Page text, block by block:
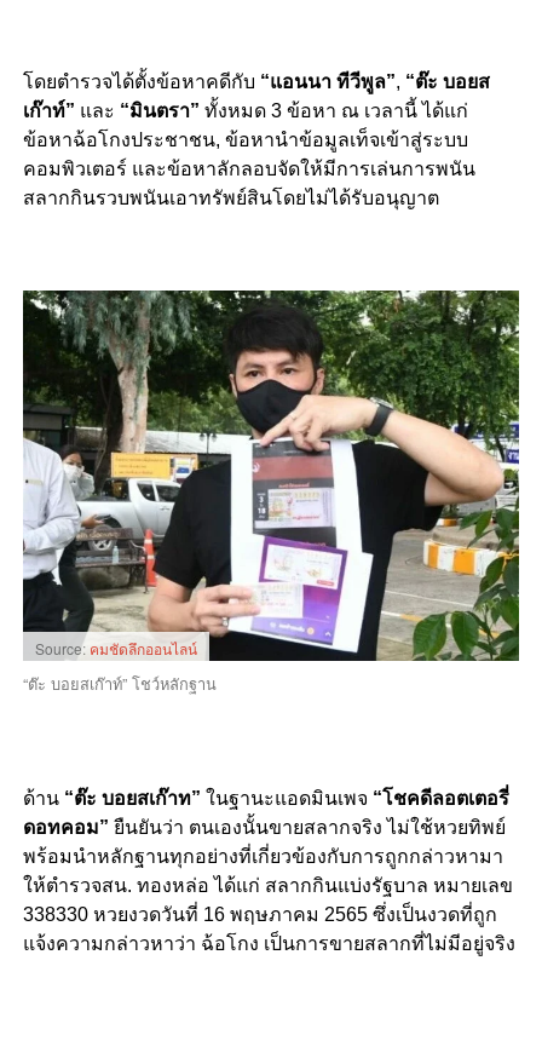
โดยตำรวจได้ตั้งข้อหาคดีกับ “แอนนา ทีวีพูล”, “ต๊ะ บอยส
เก๊าท์” และ “มินตรา” ทั้งหมด 3 ข้อหา ณ เวลานี้ ได้แก่
ข้อหาฉ้อโกงประชาชน, ข้อหานำข้อมูลเท็จเข้าสู่ระบบ
คอมพิวเตอร์ และข้อหาลักลอบจัดให้มีการเล่นการพนัน
สลากกินรวบพนันเอาทรัพย์สินโดยไม่ได้รับอนุญาต
Source: คมชัดลึกออนไลน์
“ต๊ะ บอยสเก๊าท์” โชว์หลักฐาน
ด้าน “ต๊ะ บอยสเก๊าท” ในฐานะแอดมินเพจ “โชคดีลอตเตอรี่
ดอทคอม” ยืนยันว่า ตนเองนั้นขายสลากจริง ไม่ใช้หวยทิพย์
พร้อมนำหลักฐานทุกอย่างที่เกี่ยวข้องกับการถูกกล่าวหามา
ให้ตำรวจสน. ทองหล่อ ได้แก่ สลากกินแบ่งรัฐบาล หมายเลข
338330 หวยงวดวันที่ 16 พฤษภาคม 2565 ซึ่งเป็นงวดที่ถูก
แจ้งความกล่าวหาว่า ฉ้อโกง เป็นการขายสลากที่ไม่มีอยู่จริง